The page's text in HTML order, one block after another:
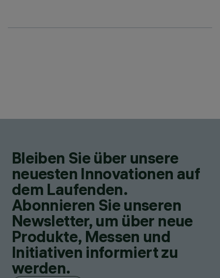
Bleiben Sie über unsere
neuesten Innovationen auf
dem Laufenden.
Abonnieren Sie unseren
Newsletter, um über neue
Produkte, Messen und
Initiativen informiert zu
werden.